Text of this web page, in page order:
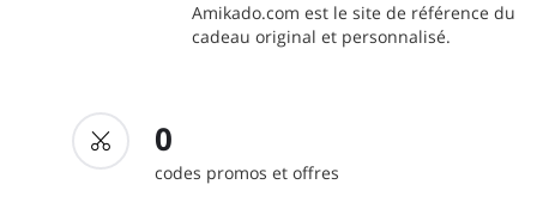
Amikado.com est le site de référence du
cadeau original et personnalisé.
0
codes promos et offres